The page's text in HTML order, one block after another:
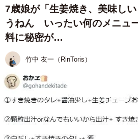
7歳娘が「生姜焼き、美味し
うねん いったい何のメニュ
料に秘密が…
竹中 友一（RinToris）